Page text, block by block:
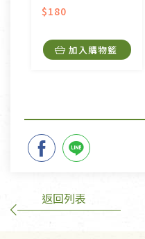
$180
加入購物籃
返回列表